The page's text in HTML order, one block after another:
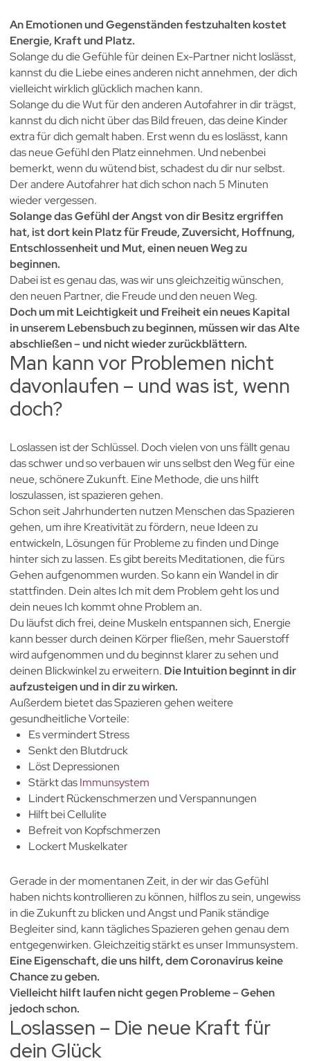
An Emotionen und Gegenständen festzuhalten kostet
Energie, Kraft und Platz.
Solange du die Gefühle für deinen Ex-Partner nicht loslässt,
kannst du die Liebe eines anderen nicht annehmen, der dich
vielleicht wirklich glücklich machen kann.
Solange du die Wut für den anderen Autofahrer in dir trägst,
kannst du dich nicht über das Bild freuen, das deine Kinder
extra für dich gemalt haben. Erst wenn du es loslässt, kann
das neue Gefühl den Platz einnehmen. Und nebenbei
bemerkt, wenn du wütend bist, schadest du dir nur selbst.
Der andere Autofahrer hat dich schon nach 5 Minuten
wieder vergessen.
Solange das Gefühl der Angst von dir Besitz ergriffen
hat, ist dort kein Platz für Freude, Zuversicht, Hoffnung,
Entschlossenheit und Mut, einen neuen Weg zu
beginnen.
Dabei ist es genau das, was wir uns gleichzeitig wünschen,
den neuen Partner, die Freude und den neuen Weg.
Doch um mit Leichtigkeit und Freiheit ein neues Kapital
in unserem Lebensbuch zu beginnen, müssen wir das Alte
abschließen – und nicht wieder zurückblättern.
Man kann vor Problemen nicht
davonlaufen – und was ist, wenn
doch?
Loslassen ist der Schlüssel. Doch vielen von uns fällt genau
das schwer und so verbauen wir uns selbst den Weg für eine
neue, schönere Zukunft. Eine Methode, die uns hilft
loszulassen, ist spazieren gehen.
Schon seit Jahrhunderten nutzen Menschen das Spazieren
gehen, um ihre Kreativität zu fördern, neue Ideen zu
entwickeln, Lösungen für Probleme zu finden und Dinge
hinter sich zu lassen. Es gibt bereits Meditationen, die fürs
Gehen aufgenommen wurden. So kann ein Wandel in dir
stattfinden. Dein altes Ich mit dem Problem geht los und
dein neues Ich kommt ohne Problem an.
Du läufst dich frei, deine Muskeln entspannen sich, Energie
kann besser durch deinen Körper fließen, mehr Sauerstoff
wird aufgenommen und du beginnst klarer zu sehen und
deinen Blickwinkel zu erweitern. Die Intuition beginnt in dir
aufzusteigen und in dir zu wirken.
Außerdem bietet das Spazieren gehen weitere
gesundheitliche Vorteile:
Es vermindert Stress
Senkt den Blutdruck
Löst Depressionen
Stärkt dasImmunsystem
Lindert Rückenschmerzen und Verspannungen
Hilft bei Cellulite
Befreit von Kopfschmerzen
Lockert Muskelkater
Gerade in der momentanen Zeit, in der wir das Gefühl
haben nichts kontrollieren zu können, hilflos zu sein, ungewiss
in die Zukunft zu blicken und Angst und Panik ständige
Begleiter sind, kann tägliches Spazieren gehen genau dem
entgegenwirken. Gleichzeitig stärkt es unser Immunsystem.
Eine Eigenschaft, die uns hilft, dem Coronavirus keine
Chance zu geben.
Vielleicht hilft laufen nicht gegen Probleme – Gehen
jedoch schon.
Loslassen – Die neue Kraft für
dein Glück